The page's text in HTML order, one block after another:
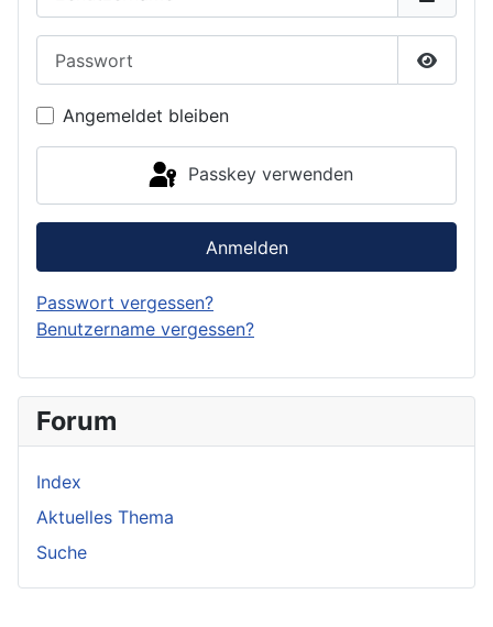
Angemeldet bleiben
Passkey verwenden
Anmelden
Passwort vergessen?
Benutzername vergessen?
Forum
Index
Aktuelles Thema
Suche